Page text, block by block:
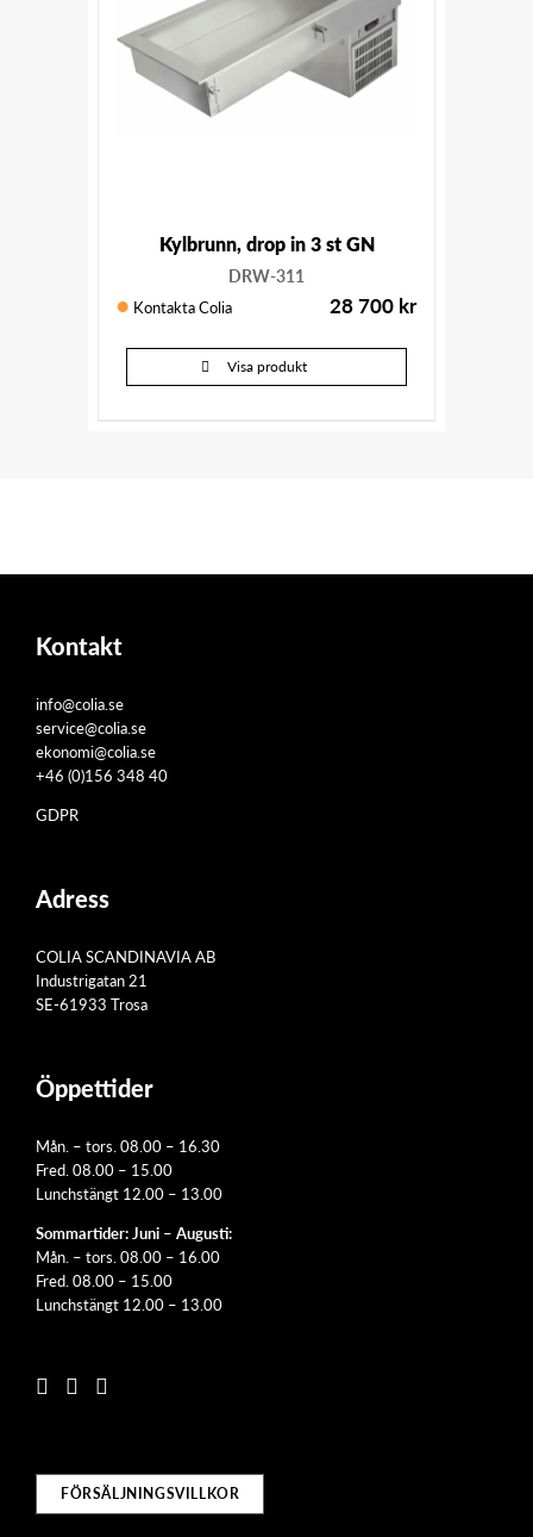
Kylbrunn, drop in 3 st GN
DRW-311
Kontakta Colia 28 700 kr
Visa produkt
Kontakt
info@colia.se
service@colia.se
ekonomi@colia.se
+46 (0)156 348 40
GDPR
Adress
COLIA SCANDINAVIA AB
Industrigatan 21
SE-61933 Trosa
Öppettider
Mån. – tors. 08.00 – 16.30
Fred. 08.00 – 15.00
Lunchstängt 12.00 – 13.00
Sommartider: Juni – Augusti:
Mån. – tors. 08.00 – 16.00
Fred. 08.00 – 15.00
Lunchstängt 12.00 – 13.00
FÖRSÄLJNINGSVILLKOR